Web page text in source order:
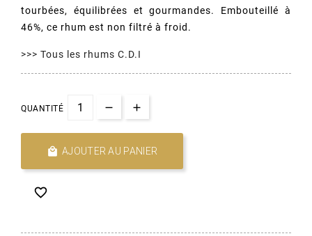
tourbées, équilibrées et gourmandes. Embouteillé à
46%, ce rhum est non filtré à froid.
>>> Tous les rhums C.D.I
QUANTITÉ
 AJOUTER AU PANIER
